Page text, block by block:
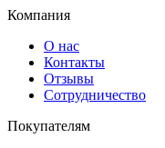
Компания
О нас
Контакты
Отзывы
Сотрудничество
Покупателям